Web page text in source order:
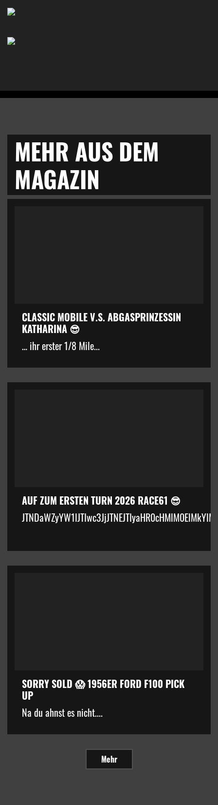
MEHR AUS DEM
MAGAZIN
CLASSIC MOBILE V.S. ABGASPRINZESSIN
KATHARINA 😎
… ihr erster 1/8 Mile...
AUF ZUM ERSTEN TURN 2026 RACE61 😎
SORRY SOLD 😱 1956ER FORD F100 PICK
UP
Na du ahnst es nicht....
Mehr